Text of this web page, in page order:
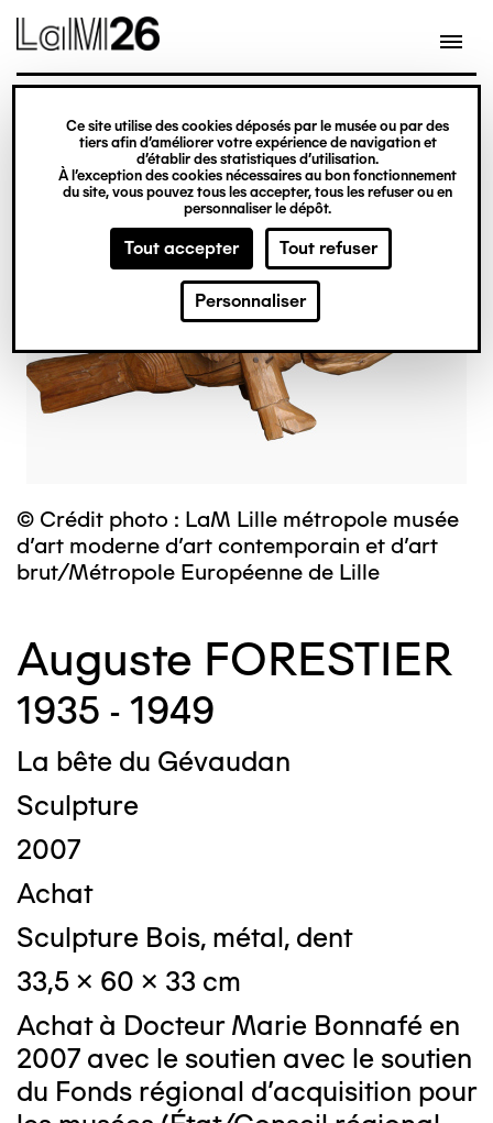
Gestion des cookies
Ce site utilise des cookies déposés par le musée ou par des
tiers afin d’améliorer votre expérience de navigation et
d’établir des statistiques d’utilisation.
À l’exception des cookies nécessaires au bon fonctionnement
du site, vous pouvez tous les accepter, tous les refuser ou en
personnaliser le dépôt.
Tout accepter Tout refuser
Personnaliser
contenu
© Crédit photo : LaM Lille métropole musée
d’art moderne d’art contemporain et d’art
brut/Métropole Européenne de Lille
Auguste FORESTIER
1935 - 1949
La bête du Gévaudan
Sculpture
2007
Achat
Sculpture Bois, métal, dent
33,5 x 60 x 33 cm
Achat à Docteur Marie Bonnafé en
2007 avec le soutien avec le soutien
du Fonds régional d'acquisition pour